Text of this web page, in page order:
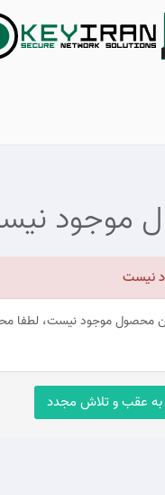
موجود
نیست
محصول موجود نیست، لطفا
به عقب و تلاش مجدد